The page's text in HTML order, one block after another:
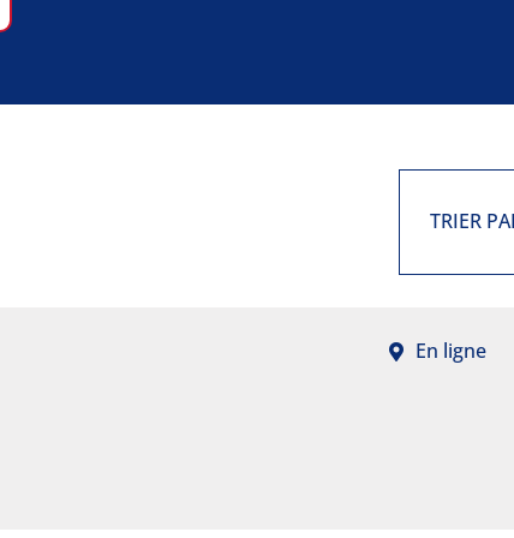
TRIER
En ligne